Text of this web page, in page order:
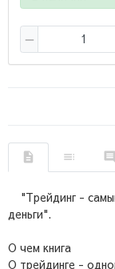
"Трейдинг -
деньги".
О чем книга
О трейдинге -